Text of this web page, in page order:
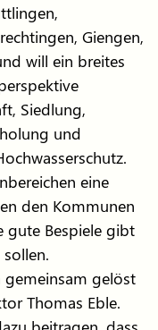
Giengen,
will ein breites
Siedlung,
und
eine
den Kommunen
gute Bespiele gibt
gemeinsam gelöst
Thomas Eble.